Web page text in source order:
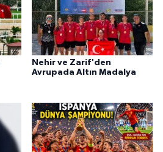
Nehir ve Zarif'den
Avrupada Altın Madalya